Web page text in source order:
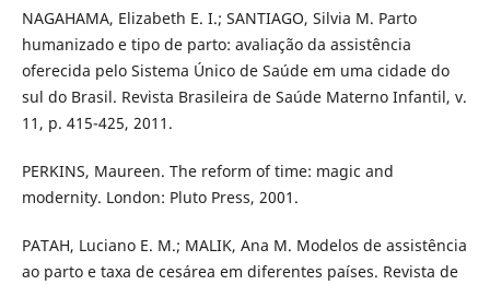
NAGAHAMA, Elizabeth E. I.; SANTIAGO, Silvia M. Parto
humanizado e tipo de parto: avaliação da assistência
oferecida pelo Sistema Único de Saúde em uma cidade do
sul do Brasil. Revista Brasileira de Saúde Materno Infantil, v.
11, p. 415-425, 2011.
PERKINS, Maureen. The reform of time: magic and
modernity. London: Pluto Press, 2001.
PATAH, Luciano E. M.; MALIK, Ana M. Modelos de assistência
ao parto e taxa de cesárea em diferentes países. Revista de